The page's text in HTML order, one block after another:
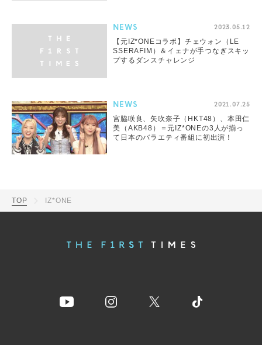
NEWS 2023.05.12
【元IZ*ONEコラボ】チェウォン（LE
SSERAFIM）＆イェナが手つなぎスキッ
プするダンスチャレンジ
NEWS 2021.07.25
宮脇咲良、矢吹奈子（HKT48）、本田仁
美（AKB48）＝元IZ*ONEの3人が揃っ
て日本のバラエティ番組に初出演！
TOP IZ*ONE